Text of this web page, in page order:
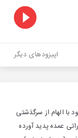
اپیزودهای دیگر
با الهام از سرگذشتی
عمده پدید آورده